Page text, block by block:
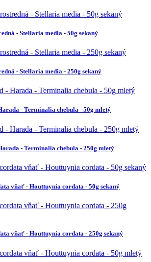
- Stellaria media - 50g sekaný
- Stellaria media - 250g sekaný
- Terminalia chebula - 50g mletý
- Terminalia chebula - 250g mletý
vňať - Houttuynia cordata - 50g sekaný
vňať - Houttuynia cordata - 250g sekaný